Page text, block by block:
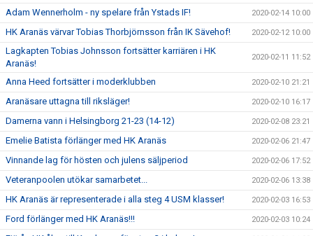
Adam Wennerholm - ny spelare från Ystads IF! 2020-02-14 10:00
HK Aranäs värvar Tobias Thorbjörnsson från IK Sävehof! 2020-02-12 10:00
Lagkapten Tobias Johnsson fortsätter karriären i HK
Aranäs!
2020-02-11 11:52
Anna Heed fortsätter i moderklubben 2020-02-10 21:21
Aranäsare uttagna till riksläger! 2020-02-10 16:17
Damerna vann i Helsingborg 21-23 (14-12) 2020-02-08 23:21
Emelie Batista förlänger med HK Aranäs 2020-02-06 21:47
Vinnande lag för hösten och julens säljperiod 2020-02-06 17:52
Veteranpoolen utökar samarbetet... 2020-02-06 13:38
HK Aranäs är representerade i alla steg 4 USM klasser! 2020-02-03 16:53
Ford förlänger med HK Aranäs!!! 2020-02-03 10:24